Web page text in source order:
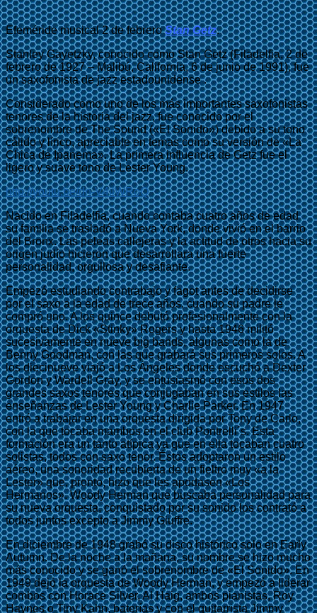
Efeméride musical 2 de febreroStan Getz.
Stanley Gayetzky, conocido como Stan Getz (Filadelfia, 2 de
febrero de 1927 – Malibú, California, 6 de junio de 1991), fue
un saxofonista de jazz estadounidense .
Considerado como uno de los más importantes saxofonistas
tenores de la historia del jazz, fue conocido por el
sobrenombre de The Sound («El Sonido») debido a su tono
cálido y lírico, apreciable en temas como su versión de «La
Chica de Ipanema». La primera influencia de Getz fue el
ligero y suave tono de Lester Young.
http://youtu.be/dn-V4ilWRoQ
Nacido en Filadelfia, cuando contaba cuatro años de edad
su familia se trasladó a Nueva York, donde vivió en el barrio
del Bronx. Las peleas callejeras y la actitud de otros hacia su
origen judío hicieron que desarrollara una fuerte
personalidad, orgullosa y desafiante.
Empezó estudiando contrabajo y fagot antes de decidirse
por el saxo a la edad de trece años, cuando su padre le
compró uno. A los quince debutó profesionalmente con la
orquesta de Dick «Stinky» Rogers y hasta 1946 militó
sucesivamente en nueve big bands, algunas como la de
Benny Goodman, con las que grabará sus primeros solos. A
los diecinueve viajó a Los Ángeles donde escuchó a Dexter
Gordon y Wardell Gray, y se entusiasmó con esos dos
grandes saxos tenores que conjugaban en sus estilos las
enseñanzas de Lester Young y Charlie Parker. En 1947
entró a trabajar en una orquesta dirigida por Tony de Carlo,
con la que tocaba mambos en el club Pontrelli´s. Esta
formación era un tanto atípica ya que en ella tocaban cuatro
solistas, todos con saxo tenor. Éstos adoptaron un estilo
aéreo, una sonoridad recubierta de un fieltro muy «a la
Lester» que, pronto, hizo que les apodasen «Los
Hermanos». Woody Herman que buscaba personalidad para
su nueva orquesta, conquistado por su sonido los contrató a
todos juntos excepto a Jimmy Giuffre.
En diciembre de 1948 grabó su disco histórico solo en Early
Autumn. De la noche a la mañana, su nombre se hizo mucho
más conocido y se ganó el sobrenombre de «El Sonido». En
1949 dejó la orquesta de Woody Herman, y empezó a liderar
combos con Horace Silver, Al Haig, ambos pianistas, Roy
Haynes o Tiny Kahn, baterías y con el guitarrista Jimmy